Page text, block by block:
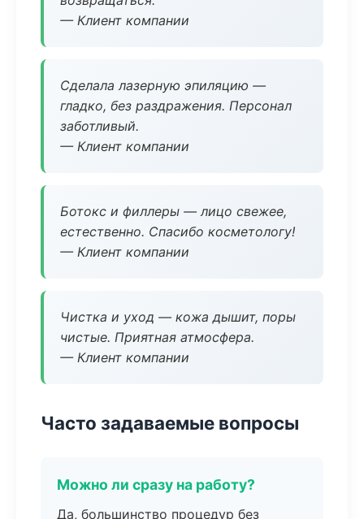
— Клиент компании
Сделала лазерную эпиляцию —
гладко, без раздражения. Персонал
заботливый.
— Клиент компании
Ботокс и филлеры — лицо свежее,
естественно. Спасибо косметологу!
— Клиент компании
Чистка и уход — кожа дышит, поры
чистые. Приятная атмосфера.
— Клиент компании
Часто задаваемые вопросы
Можно ли сразу на работу?
Да, большинство процедур без